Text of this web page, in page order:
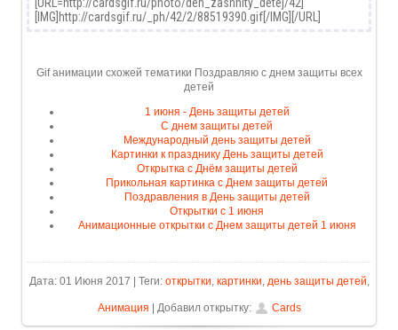
Gif анимации схожей тематики Поздравляю с днем защиты всех
детей
1 июня - День защиты детей
С днем защиты детей
Международный день защиты детей
Картинки к празднику День защиты детей
Открытка с Днём защиты детей
Прикольная картинка с Днем защиты детей
Поздравления в День защиты детей
Открытки с 1 июня
Анимационные открытки с Днем защиты детей 1 июня
Дата: 01 Июня 2017 | Теги: открытки, картинки, день защиты детей,
Анимация | Добавил открытку: Cards